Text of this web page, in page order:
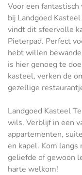
Voor een
bij Landgoed
vindt dit sfeervolle
Pieterpad. Perfect
hebt willen
is hier genoeg te
kasteel, verken de
gezellige
Landgoed Kasteel
wils. Verblijf in een
appartementen,
en kapel. Kom
geliefde of gewoon
harte welkom!